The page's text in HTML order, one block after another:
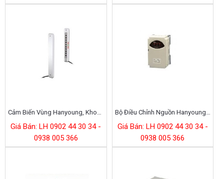
Cảm Biến Vùng Hanyoung, Khoảng Cách 7m Pan20-T48p
Giá Bán: LH 0902 44 30 34 -
0938 005 366
Bộ Điều Chỉnh Nguồn Hanyoung Tpr3n
Giá Bán: LH 0902 44 30 34 -
0938 005 366